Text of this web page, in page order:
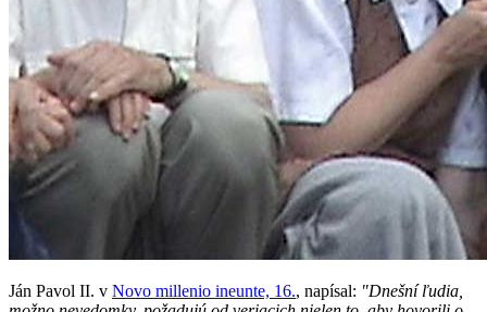
Ján Pavol II. v Novo millenio ineunte, 16., napísal: "Dnešní ľudia,